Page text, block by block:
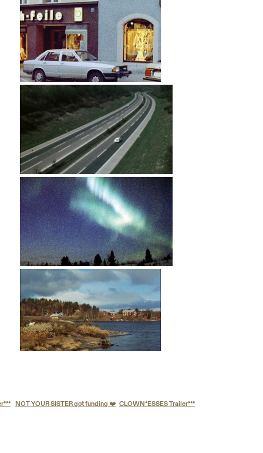
NOT YOUR SISTER got funding ❤️ CLOWN*ESSES Trailer***